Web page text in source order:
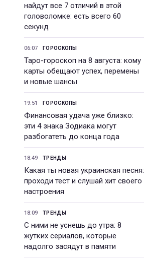
найдут все 7 отличий в этой
головоломке: есть всего 60
секунд
06:07 ГОРОСКОПЫ
Таро-гороскоп на 8 августа: кому
карты обещают успех, перемены
и новые шансы
19:51 ГОРОСКОПЫ
Финансовая удача уже близко:
эти 4 знака Зодиака могут
разбогатеть до конца года
18:49 ТРЕНДЫ
Какая ты новая украинская песня:
проходи тест и слушай хит своего
настроения
18:09 ТРЕНДЫ
С ними не уснешь до утра: 8
жутких сериалов, которые
надолго засядут в памяти